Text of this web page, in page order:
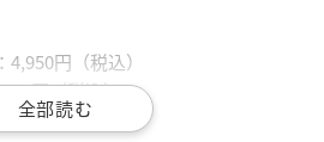
円（税込）
円（税込）